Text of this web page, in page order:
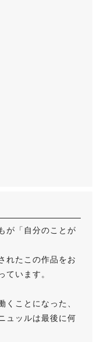
が「自分のことが
れたこの作品をお
ています。
くことになった、
ュッルは最後に何